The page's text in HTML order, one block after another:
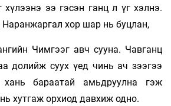
хүлээнэ ээ гэсэн ганц л үг хэлнэ.
хор шар нь буцлан,
Чимгээг авч сууна. Чавганц
долийж суух үед чинь ач зээгээ
бараатай амьдруулна гэж
хутгаж орхиод давхиж одно.